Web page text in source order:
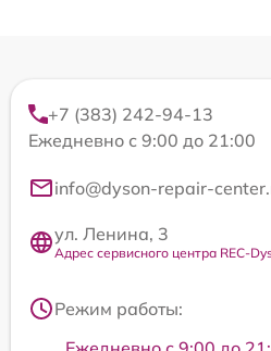
+7 (383) 242-94-13
Ежедневно с 9:00 до 21:00
info@dyson-repair-
ул. Ленина, 3
Адрес сервисного центра REC-
Режим работы: